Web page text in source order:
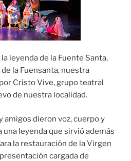
leyenda de la Fuente Santa,
la Fuensanta, nuestra
Cristo Vive, grupo teatral
de nuestra localidad.
amigos dieron voz, cuerpo y
una leyenda que sirvió además
la restauración de la Virgen
cargada de